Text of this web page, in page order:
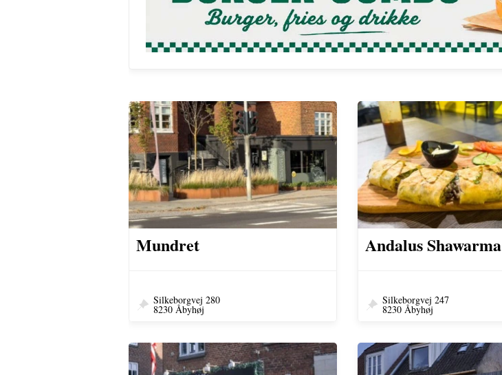
Mundret
Silkeborgvej 280
8230 Åbyhøj
Andalus Shawarma
Silkeborgvej 247
8230 Åbyhøj